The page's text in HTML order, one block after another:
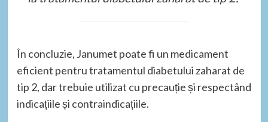
În concluzie, Janumet poate fi un medicament
eficient pentru tratamentul diabetului zaharat de
tip 2, dar trebuie utilizat cu precauție și respectând
indicațiile și contraindicațiile.